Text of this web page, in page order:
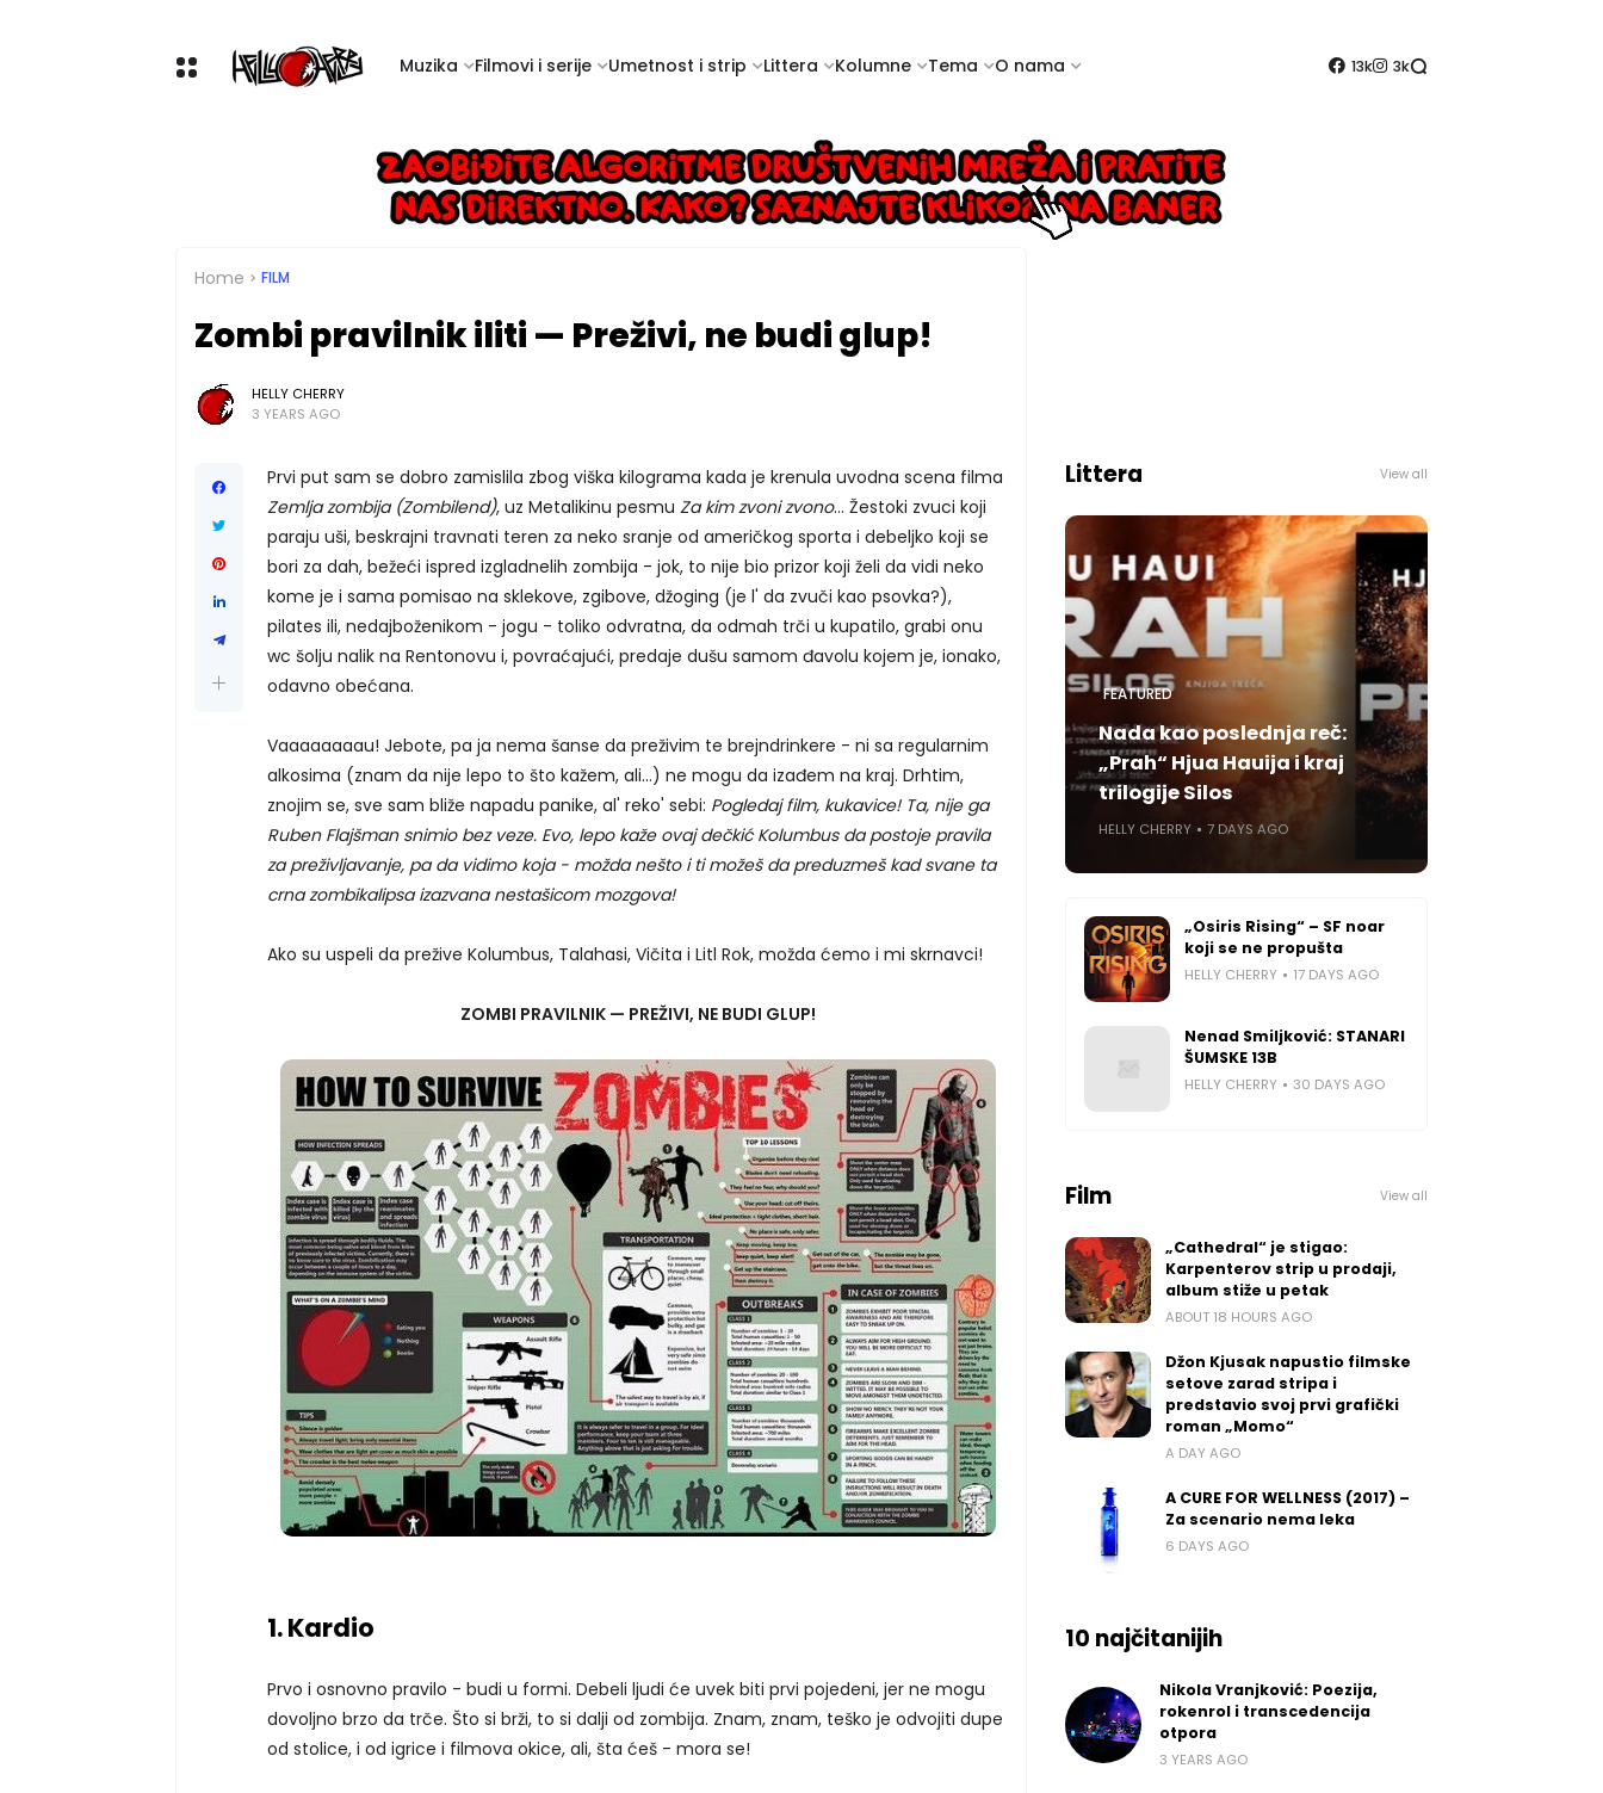
Muzika Filmovi i serije Umetnost i strip Littera Kolumne Tema O nama 13k 3k
Home FILM
Zombi pravilnik iliti — Preživi, ne budi glup!
HELLY CHERRY
3 YEARS AGO
Prvi put sam se dobro zamislila zbog viška kilograma kada je krenula uvodna scena filma
Zemlja zombija (Zombilend), uz Metalikinu pesmu Za kim zvoni zvono… Žestoki zvuci koji
paraju uši, beskrajni travnati teren za neko sranje od američkog sporta i debeljko koji se
bori za dah, bežeći ispred izgladnelih zombija - jok, to nije bio prizor koji želi da vidi neko
kome je i sama pomisao na sklekove, zgibove, džoging (je l' da zvuči kao psovka?),
pilates ili, nedajboženikom - jogu - toliko odvratna, da odmah trči u kupatilo, grabi onu
wc šolju nalik na Rentonovu i, povraćajući, predaje dušu samom đavolu kojem je, ionako,
odavno obećana.
Vaaaaaaaau! Jebote, pa ja nema šanse da preživim te brejndrinkere - ni sa regularnim
alkosima (znam da nije lepo to što kažem, ali…) ne mogu da izađem na kraj. Drhtim,
znojim se, sve sam bliže napadu panike, al' reko' sebi: Pogledaj film, kukavice! Ta, nije ga
Ruben Flajšman snimio bez veze. Evo, lepo kaže ovaj dečkić Kolumbus da postoje pravila
za preživljavanje, pa da vidimo koja - možda nešto i ti možeš da preduzmeš kad svane ta
crna zombikalipsa izazvana nestašicom mozgova!
Ako su uspeli da prežive Kolumbus, Talahasi, Vičita i Litl Rok, možda ćemo i mi skrnavci!
ZOMBI PRAVILNIK — PREŽIVI, NE BUDI GLUP!
1. Kardio
Prvo i osnovno pravilo - budi u formi. Debeli ljudi će uvek biti prvi pojedeni, jer ne mogu
dovoljno brzo da trče. Što si brži, to si dalji od zombija. Znam, znam, teško je odvojiti dupe
od stolice, i od igrice i filmova okice, ali, šta ćeš - mora se!
Littera View all
FEATURED
Nada kao poslednja reč:
„Prah“ Hjua Hauija i kraj
trilogije Silos
HELLY CHERRY 7 DAYS AGO
„Osiris Rising“ – SF noar
koji se ne propušta
HELLY CHERRY 17 DAYS AGO
Nenad Smiljković: STANARI
ŠUMSKE 13B
HELLY CHERRY 30 DAYS AGO
Film View all
„Cathedral“ je stigao:
Karpenterov strip u prodaji,
album stiže u petak
ABOUT 18 HOURS AGO
Džon Kjusak napustio filmske
setove zarad stripa i
predstavio svoj prvi grafički
roman „Momo“
A DAY AGO
A CURE FOR WELLNESS (2017) –
Za scenario nema leka
6 DAYS AGO
10 najčitanijih
Nikola Vranjković: Poezija,
rokenrol i transcedencija
otpora
3 YEARS AGO